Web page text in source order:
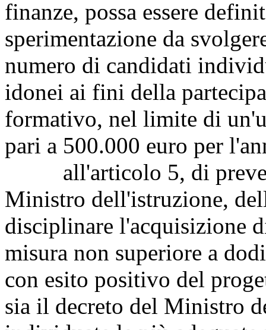
finanze, possa essere
sperimentazione da
numero di candidati
idonei ai fini della
formativo, nel limite di
pari a 500.000 euro per
all'articolo 5, di
Ministro dell'istruzione,
disciplinare l'acquisizione
misura non superiore a
con esito positivo del
sia il decreto del Ministro